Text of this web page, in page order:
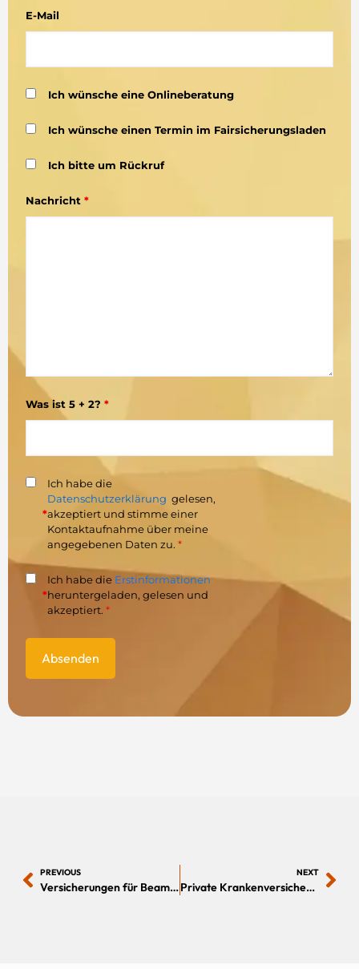
E-Mail
Ich wünsche eine Onlineberatung
Ich wünsche einen Termin im Fairsicherungsladen
Ich bitte um Rückruf
Nachricht *
Was ist 5 + 2? *
*
Ich habe die
Datenschutzerklärung gelesen,
akzeptiert und stimme einer
Kontaktaufnahme über meine
angegebenen Daten zu. *
*
Ich habe die Erstinformationen
heruntergeladen, gelesen und
akzeptiert. *
PREVIOUS
Versicherungen für Beamte
NEXT
Private Krankenversicherung für Anwärter und Referendare